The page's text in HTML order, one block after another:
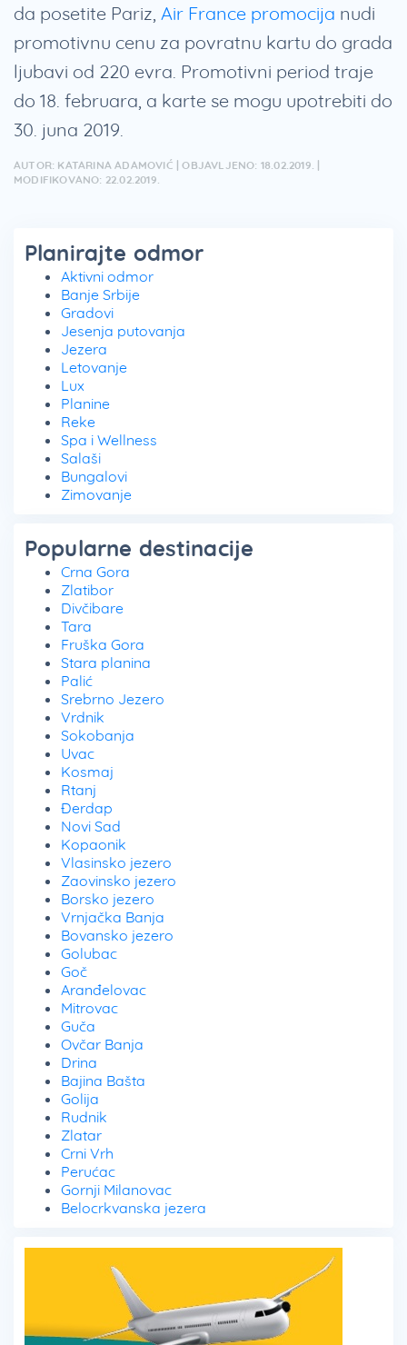
da posetite Pariz, Air France promocija nudi
promotivnu cenu za povratnu kartu do grada
ljubavi od 220 evra. Promotivni period traje
do 18. februara, a karte se mogu upotrebiti do
30. juna 2019.
AUTOR: KATARINA ADAMOVIĆ | OBJAVLJENO: 18.02.2019. |
MODIFIKOVANO: 22.02.2019.
Planirajte odmor
Aktivni odmor
Banje Srbije
Gradovi
Jesenja putovanja
Jezera
Letovanje
Lux
Planine
Reke
Spa i Wellness
Salaši
Bungalovi
Zimovanje
Popularne destinacije
Crna Gora
Zlatibor
Divčibare
Tara
Fruška Gora
Stara planina
Palić
Srebrno Jezero
Vrdnik
Sokobanja
Uvac
Kosmaj
Rtanj
Đerdap
Novi Sad
Kopaonik
Vlasinsko jezero
Zaovinsko jezero
Borsko jezero
Vrnjačka Banja
Bovansko jezero
Golubac
Goč
Aranđelovac
Mitrovac
Guča
Ovčar Banja
Drina
Bajina Bašta
Golija
Rudnik
Zlatar
Crni Vrh
Perućac
Gornji Milanovac
Belocrkvanska jezera